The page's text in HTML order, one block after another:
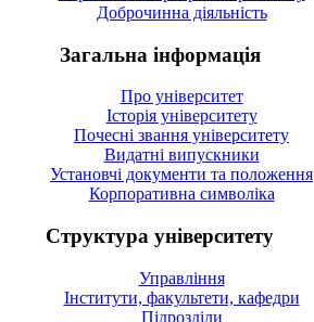
Доброчинна діяльність
Загальна інформація
Про університет
Історія університету
Почесні звання університету
Видатні випускники
Установчі документи та положення
Корпоративна символiка
Структура університету
Управління
Інститути, факультети, кафедри
Підрозділи